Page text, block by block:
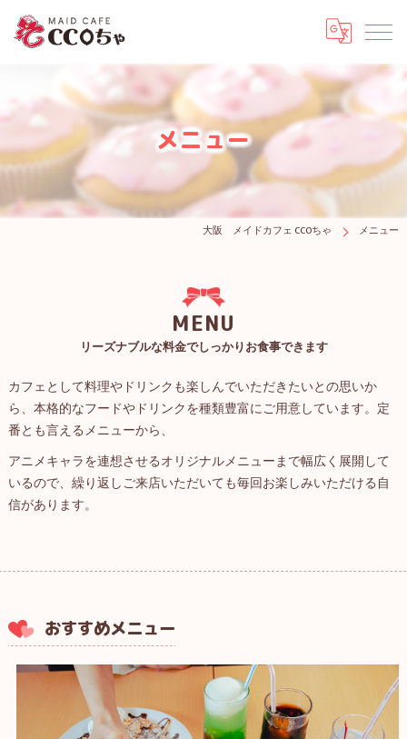
メニュー
大阪 メイドカフェ CCOちゃ メニュー
リーズナブルな料金でしっかりお食事できます
MENU
カフェとして料理やドリンクも楽しんでいただきたいとの思いか
ら、本格的なフードやドリンクを種類豊富にご用意しています。定
番とも言えるメニューから、
アニメキャラを連想させるオリジナルメニューまで幅広く展開して
いるので、繰り返しご来店いただいても毎回お楽しみいただける自
信があります。
おすすめメニュー